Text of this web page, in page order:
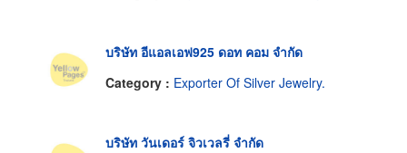
บริษัท อีแอลเอฟ925 ดอท คอม จำกัด
Category : Exporter Of Silver Jewelry.
บริษัท วันเดอร์ จิวเวลรี่ จำกัด